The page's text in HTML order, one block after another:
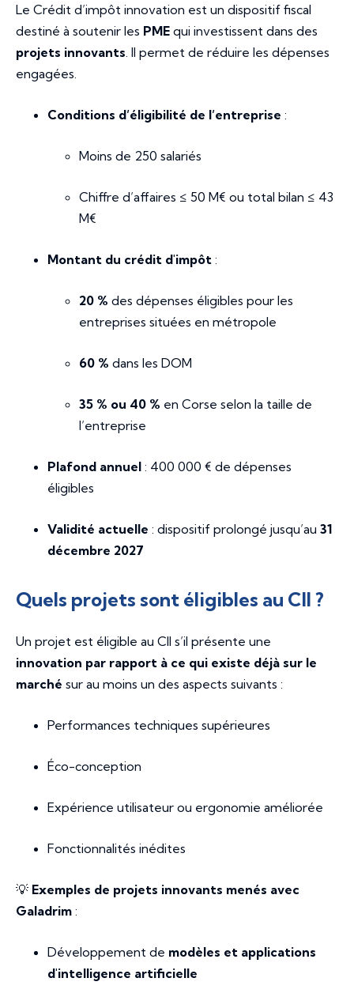
Le Crédit d’impôt innovation est un dispositif fiscal
destiné à soutenir les PME qui investissent dans des
projets innovants . Il permet de réduire les dépenses
engagées.
Conditions d’éligibilité de l’entreprise :
Moins de 250 salariés
Chiffre d’affaires ≤ 50 M€ ou total bilan ≤ 43
M€
Montant du crédit d'impôt :
20 % des dépenses éligibles pour les
entreprises situées en métropole
60 % dans les DOM
35 % ou 40 % en Corse selon la taille de
l’entreprise
Plafond annuel : 400 000 € de dépenses
éligibles
Validité actuelle : dispositif prolongé jusqu’au 31
décembre 2027
Quels projets sont éligibles au CII ?
Un projet est éligible au CII s’il présente une
innovation par rapport à ce qui existe déjà sur le
marché sur au moins un des aspects suivants :
Performances techniques supérieures
Éco-conception
Expérience utilisateur ou ergonomie améliorée
Fonctionnalités inédites
💡 Exemples de projets innovants menés avec
Galadrim :
Développement de modèles et applications
d'intelligence artificielle